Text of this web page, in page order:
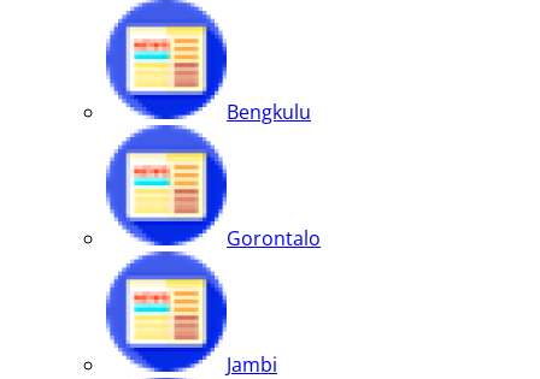
Bengkulu
Gorontalo
Jambi